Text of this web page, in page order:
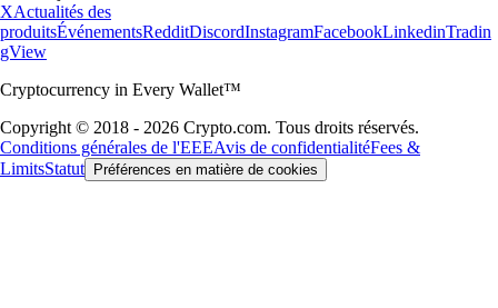
XActualités des
produitsÉvénementsRedditDiscordInstagramFacebookLinkedinTradin
gView
Cryptocurrency in Every Wallet™
Copyright © 2018 - 2026 Crypto.com. Tous droits réservés.
Conditions générales de l'EEEAvis de confidentialitéFees &
LimitsStatut Préférences en matière de cookies